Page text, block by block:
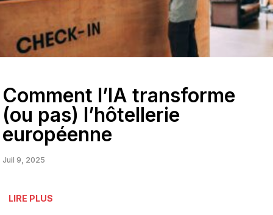
Comment l’IA transforme
(ou pas) l’hôtellerie
européenne
Juil 9, 2025
LIRE PLUS